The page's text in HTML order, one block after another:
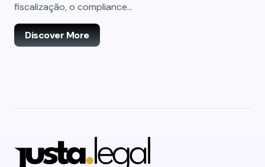
fiscalização, o compliance…
Discover More